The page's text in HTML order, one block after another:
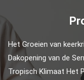
Het Groeien van
Dakopening van de
Tropisch Klimaat Het